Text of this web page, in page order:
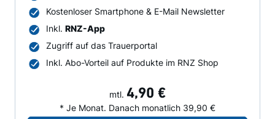
Kostenloser Smartphone & E-Mail Newsletter
Inkl. RNZ-App
Zugriff auf das Trauerportal
Inkl. Abo-Vorteil auf Produkte im RNZ Shop
mtl. 4,90 €
* Je Monat. Danach monatlich 39,90 €